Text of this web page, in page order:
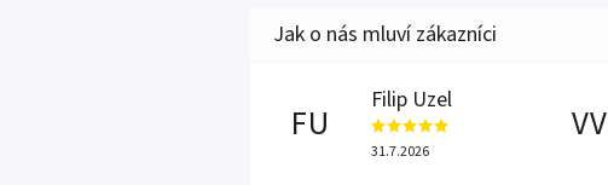
FU
Filip Uzel
31.7.2026
VV